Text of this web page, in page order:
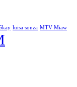
luisa sonza MTV Miaw